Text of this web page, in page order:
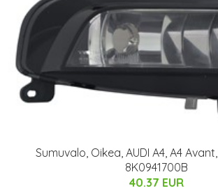
Sumuvalo, Oikea, AUDI A4, A4
8K0941700B
40.37 EUR